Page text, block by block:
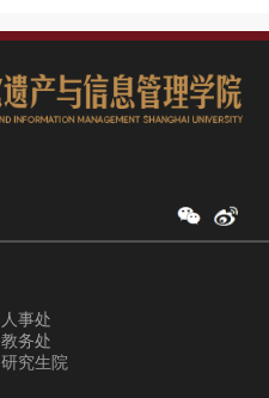
人事处
教务处
研究生院